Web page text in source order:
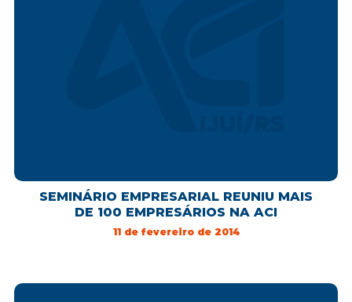
SEMINÁRIO EMPRESARIAL REUNIU MAIS
DE 100 EMPRESÁRIOS NA ACI
11 de fevereiro de 2014